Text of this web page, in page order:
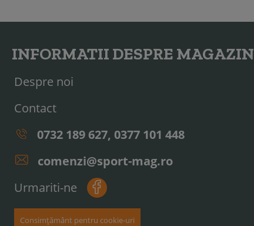
INFORMATII DESPRE MAGAZIN
Despre noi
Contact
0732 189 627, 0377 101 448
comenzi@sport-mag.ro
Urmariti-ne
Consimțământ pentru cookie-uri